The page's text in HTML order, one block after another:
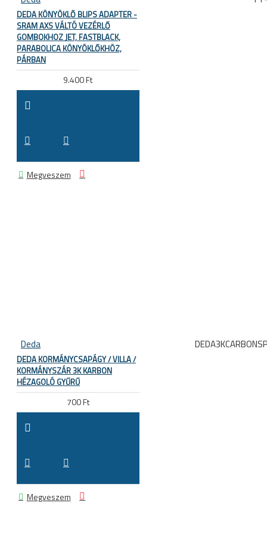
DEDA KÖNYÖKLŐ BLIPS ADAPTER -
SRAM AXS VÁLTÓ VEZÉRLŐ
GOMBOKHOZ JET, FASTBLACK,
PARABOLICA KÖNYÖKLŐKHÖZ,
PÁRBAN
9.400 Ft
Megveszem
Deda
DEDA KORMÁNYCSAPÁGY / VILLA /
KORMÁNYSZÁR 3K KARBON
HÉZAGOLÓ GYŰRŰ
700 Ft
Megveszem